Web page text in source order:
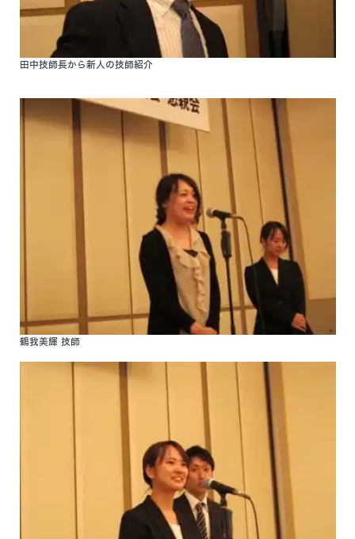
田中技師長から新人の技師紹介
鶴我美輝 技師